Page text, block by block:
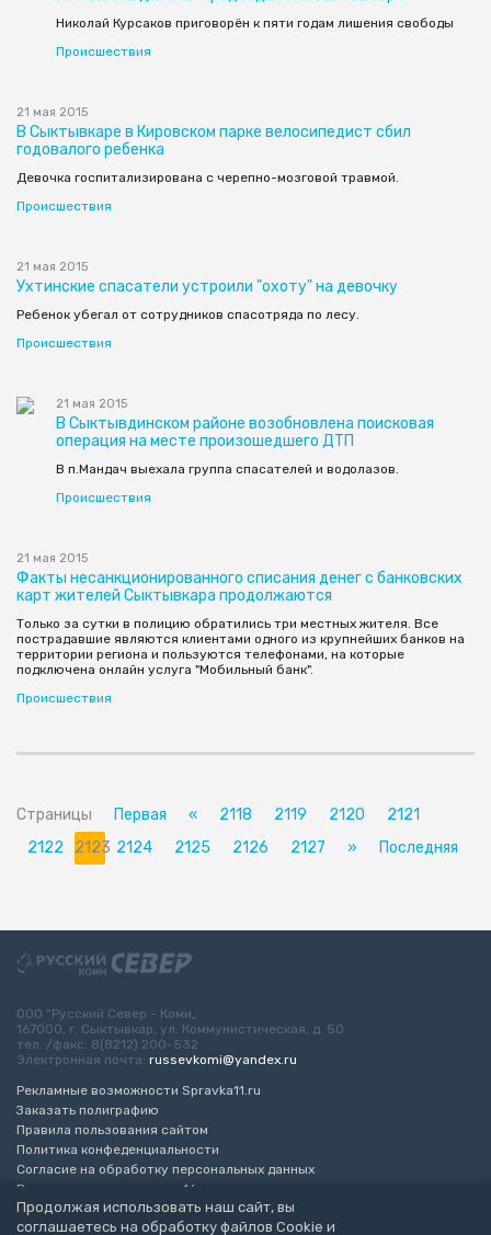
Николай Курсаков приговорён к пяти годам лишения свободы
Происшествия
21 мая 2015
В Сыктывкаре в Кировском парке велосипедист сбил
годовалого ребенка
Девочка госпитализирована с черепно-мозговой травмой.
Происшествия
21 мая 2015
Ухтинские спасатели устроили "охоту" на девочку
Ребенок убегал от сотрудников спасотряда по лесу.
Происшествия
21 мая 2015
В Сыктывдинском районе возобновлена поисковая
операция на месте произошедшего ДТП
В п.Мандач выехала группа спасателей и водолазов.
Происшествия
21 мая 2015
Факты несанкционированного списания денег с банковских
карт жителей Сыктывкара продолжаются
Только за сутки в полицию обратились три местных жителя. Все
пострадавшие являются клиентами одного из крупнейших банков на
территории региона и пользуются телефонами, на которые
подключена онлайн услуга "Мобильный банк".
Происшествия
Страницы Первая « 2118 2119 2120
2121
2122
2123 2124 2125 2126 2127 » Последняя
Продолжая использовать наш сайт, вы
соглашаетесь на обработку файлов Cookie и
ООО “Русский Север - Коми„
167000, г. Сыктывкар, ул. Коммунистическая, д. 50
тел. /факс: 8(8212) 200-532
Электронная почта: russevkomi@yandex.ru
Рекламные возможности Spravka11.ru
Заказать полиграфию
Правила пользования сайтом
Политика конфеденциальности
Согласие на обработку персональных данных
Возрастное ограничение 16+
Разработка сайта“ЭкспертБизнесГрупп”